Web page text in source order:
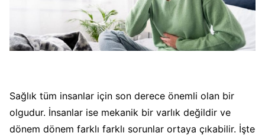
Sağlık tüm insanlar için son derece önemli olan bir
olgudur. İnsanlar ise mekanik bir varlık değildir ve
dönem dönem farklı farklı sorunlar ortaya çıkabilir. İşte